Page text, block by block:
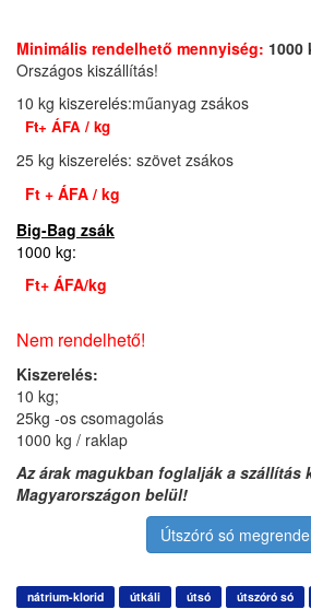
Minimális rendelhető mennyiség: 1000
Országos kiszállítás!
10 kg kiszerelés:műanyag zsákos
Ft+ ÁFA / kg
25 kg kiszerelés: szövet zsákos
Ft + ÁFA / kg
Big-Bag zsák
1000 kg:
Ft+ ÁFA/kg
Nem rendelhető!
Kiszerelés:
10 kg;
25kg -os csomagolás
1000 kg / raklap
Az árak magukban foglalják a szállítás
Magyarországon belül!
Útszóró só
nátrium-klorid útkáli útsó útszóró só